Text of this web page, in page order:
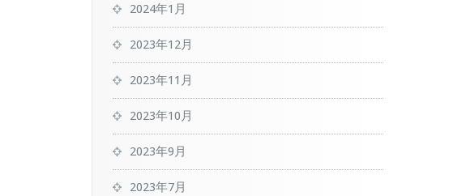
2024年1月
2023年12月
2023年11月
2023年10月
2023年9月
2023年7月